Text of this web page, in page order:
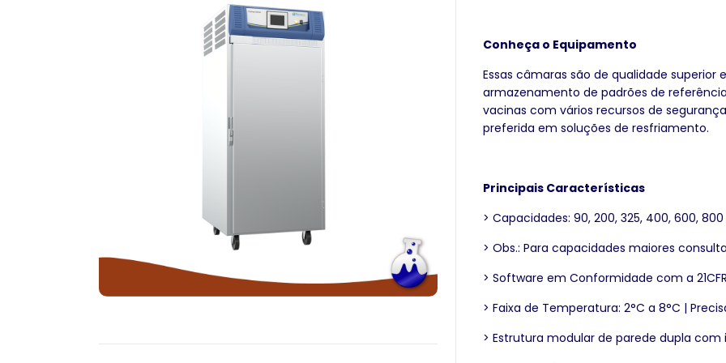
Conheça o Equipamento
Essas câmaras são de qualidade
armazenamento de padrões de
vacinas com vários recursos de
preferida em soluções de resfriamento.
Principais Características
> Capacidades: 90, 200, 325, 400, 600, 800
> Obs.: Para capacidades maiores
> Software em Conformidade com a
> Faixa de Temperatura: 2°C a 8°C |
> Estrutura modular de parede dupla com